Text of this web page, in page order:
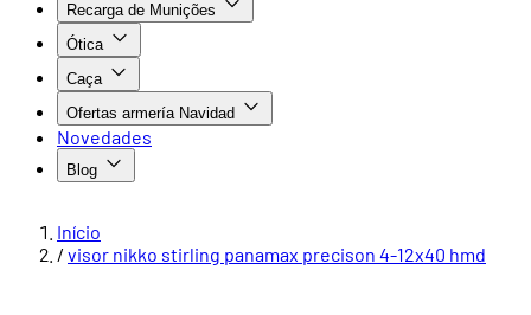
Recarga de Munições
Ótica
Caça
Ofertas armería Navidad
Novedades
Blog
Início
/ visor nikko stirling panamax precison 4-12x40 hmd